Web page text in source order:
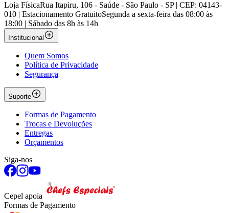
Loja FísicaRua Itapiru, 106 - Saúde - São Paulo - SP | CEP: 04143-
010 | Estacionamento GratuitoSegunda a sexta-feira das 08:00 às
18:00 | Sábado das 8h às 14h
Institucional
Quem Somos
Política de Privacidade
Segurança
Suporte
Formas de Pagamento
Trocas e Devoluções
Entregas
Orçamentos
Siga-nos
Cepel apoia
Formas de Pagamento